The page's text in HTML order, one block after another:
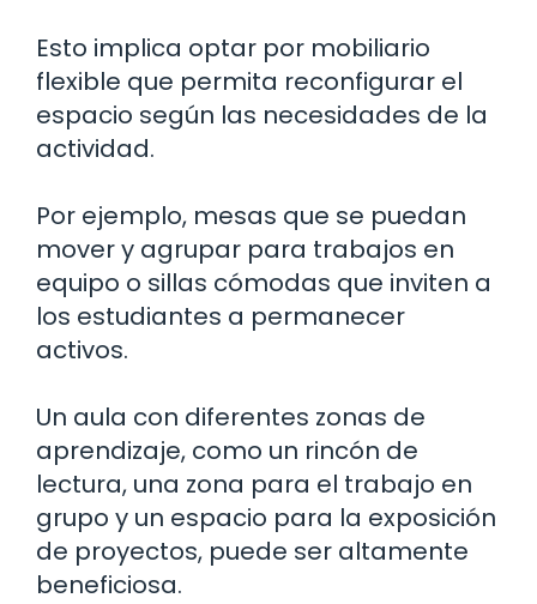
Esto implica optar por mobiliario
flexible que permita reconfigurar el
espacio según las necesidades de la
actividad.
Por ejemplo, mesas que se puedan
mover y agrupar para trabajos en
equipo o sillas cómodas que inviten a
los estudiantes a permanecer
activos.
Un aula con diferentes zonas de
aprendizaje, como un rincón de
lectura, una zona para el trabajo en
grupo y un espacio para la exposición
de proyectos, puede ser altamente
beneficiosa.